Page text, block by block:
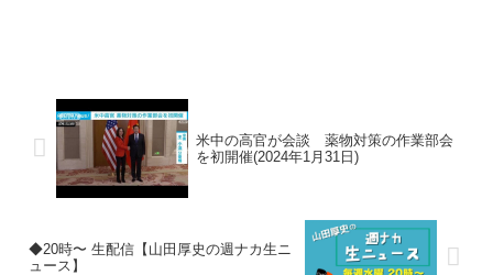
米中の高官が会談 薬物対策の作業部会
を初開催(2024年1月31日)
◆20時〜 生配信【山田厚史の週ナカ生ニ
ュース】